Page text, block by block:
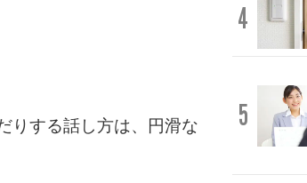
りする話し方は、円滑な
4
5